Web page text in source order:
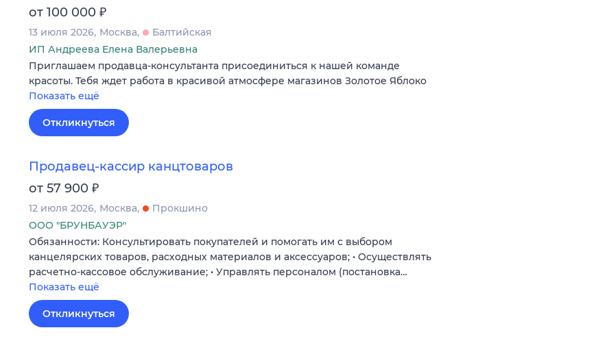
от 100 000 ₽
13 июля 2026 Москва
Балтийская
ИП Андреева Елена Валерьевна
Приглашаем продавца-консультанта присоединиться к нашей команде
красоты. Тебя ждет работа в красивой атмосфере магазинов Золотое Яблоко
Показать ещё
Откликнуться
Продавец-кассир канцтоваров
от 57 900 ₽
12 июля 2026 Москва
Прокшино
ООО "БРУНБАУЭР"
Обязанности: Консультировать покупателей и помогать им с выбором
канцелярских товаров, расходных материалов и аксессуаров; • Осуществлять
расчетно-кассовое обслуживание; • Управлять персоналом (постановка…
Показать ещё
Откликнуться